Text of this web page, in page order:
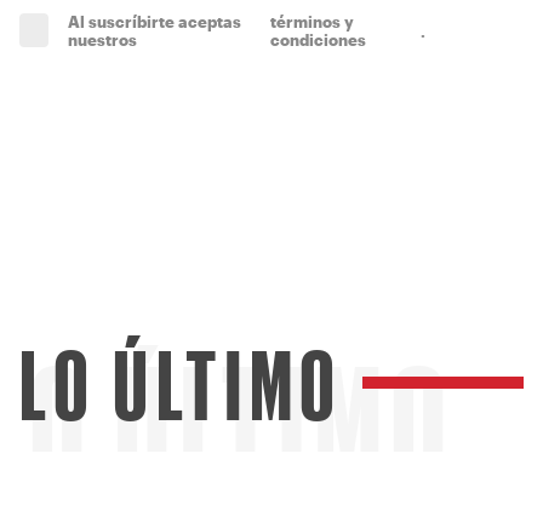
Al suscríbirte aceptas
nuestros
términos y
condiciones
ÚLTIMO
LO ÚLTIMO